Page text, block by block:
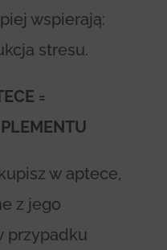
wspierają:
stresu.
=
w aptece,
z jego
przypadku